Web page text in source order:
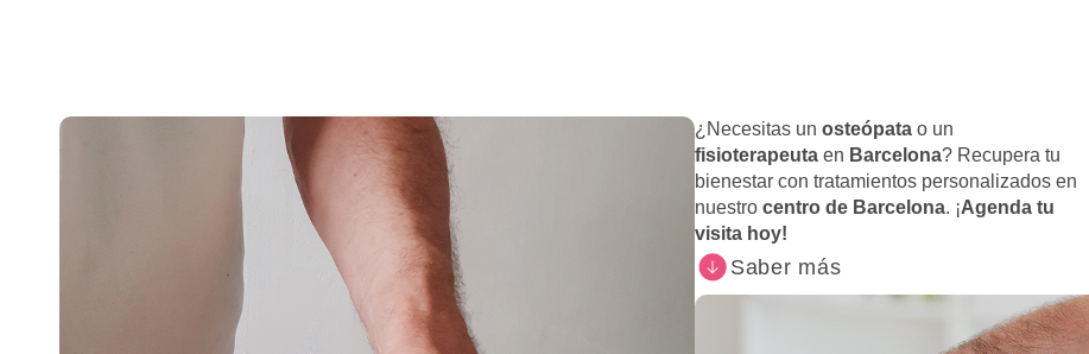
¿Necesitas un osteópatao un
fisioterapeutaen Barcelona? Recupera tu
bienestar con tratamientos personalizados en
nuestro centro de Barcelona. ¡Agenda tu
visita hoy!
Saber más